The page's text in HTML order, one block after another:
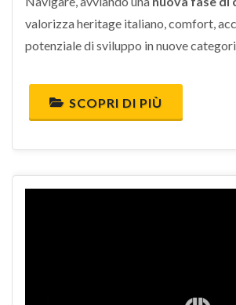
valorizza heritage italiano, comfort,
potenziale di sviluppo in nuove
SCOPRI DI PIÙ